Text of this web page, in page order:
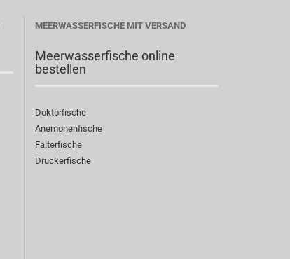
MEERWASSERFISCHE MIT VERSAND
Meerwasserfische online
bestellen
Doktorfische
Anemonenfische
Falterfische
Druckerfische